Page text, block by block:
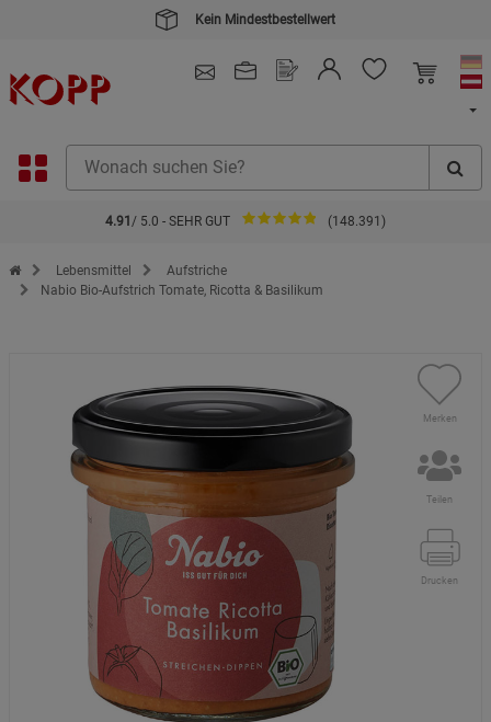
Kein Mindestbestellwert
4.91 / 5.0 - SEHR GUT (148.391)
Zur Startseite des Kopp Verlag Online-Shop
Lebensmittel
Aufstriche
Nabio Bio-Aufstrich Tomate, Ricotta & Basilikum
Merken
Teilen
Drucken